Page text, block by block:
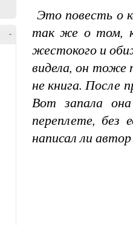
-
Это повесть о
так же о том,
жестокого и
видела, он
не книга. После
Вот запала
переплете, без
написал ли